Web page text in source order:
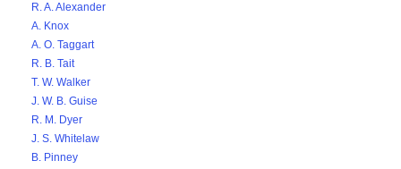
R. A. Alexander
A. Knox
A. O. Taggart
R. B. Tait
T. W. Walker
J. W. B. Guise
R. M. Dyer
J. S. Whitelaw
B. Pinney